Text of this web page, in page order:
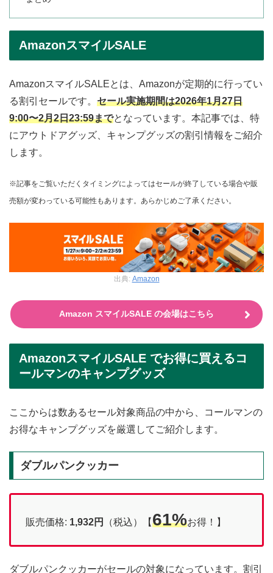
AmazonスマイルSALE
AmazonスマイルSALEとは、Amazonが定期的に行ってい
る割引セールです。 セール実施期間は2026年1月27日
9:00〜2月2日23:59までとなっています。本記事では、特
にアウトドアグッズ、キャンプグッズの割引情報をご紹介
します。
※記事をご覧いただくタイミングによってはセールが終了している場合や販
売額が変わっている可能性もあります。あらかじめご了承ください。
出典: Amazon
Amazon スマイルSALE の会場はこちら
AmazonスマイルSALE でお得に買えるコ
ールマンのキャンプグッズ
ここからは数あるセール対象商品の中から、コールマンの
お得なキャンプグッズを厳選してご紹介します。
ダブルパンクッカー
販売価格: 1,932円 （税込）【61%お得！】
ダブルパンクッカーがセールの対象になっています。割引